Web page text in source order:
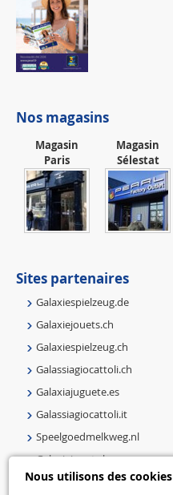
Nous utilisons des cookies
Nos magasins
Magasin
Paris
Magasin
Sélestat
Sites partenaires
Galaxiespielzeug.de
Galaxiejouets.ch
Galaxiespielzeug.ch
Galassiagiocattoli.ch
Galaxiajuguete.es
Galassiagiocattoli.it
Speelgoedmelkweg.nl
Galaxiejouets.be
Galaxiespielzeug.be